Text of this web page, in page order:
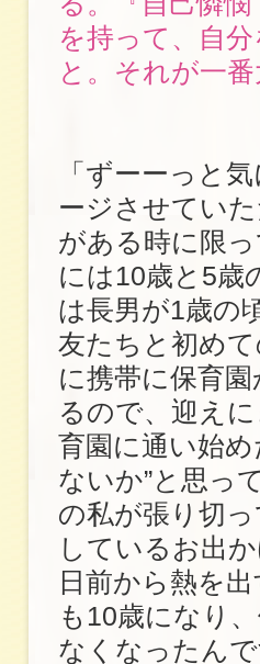
を持って、自
と。それが一番
「ずーーっと
ージさせてい
がある時に限
には10歳と5歳
は長男が1歳の
友たちと初め
に携帯に保育
るので、迎え
育園に通い始
ないか”と思っ
の私が張り切
しているお出
日前から熱を
も10歳になり
なくなったん